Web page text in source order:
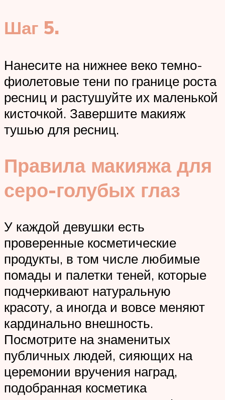
Шаг 5.
Нанесите на нижнее веко темно-
фиолетовые тени по границе роста
ресниц и растушуйте их маленькой
кисточкой. Завершите макияж
тушью для ресниц.
Правила макияжа для
серо-голубых глаз
У каждой девушки есть
проверенные косметические
продукты, в том числе любимые
помады и палетки теней, которые
подчеркивают натуральную
красоту, а иногда и вовсе меняют
кардинально внешность.
Посмотрите на знаменитых
публичных людей, сияющих на
церемонии вручения наград,
подобранная косметика